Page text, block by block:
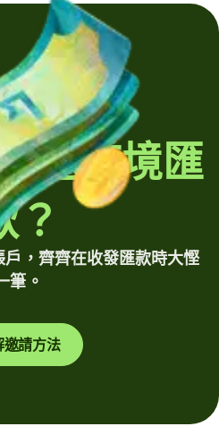
送跨境匯
？
，齊齊在收發匯款時大慳
筆。
邀請方法